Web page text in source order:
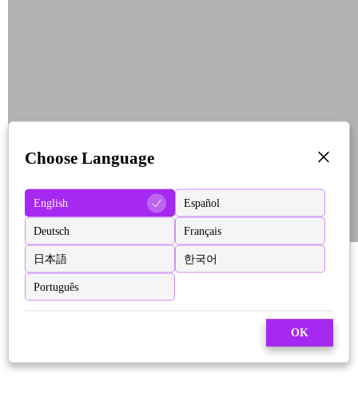
Choose Language
English Español
Deutsch Français
日本語 한국어
Português
OK